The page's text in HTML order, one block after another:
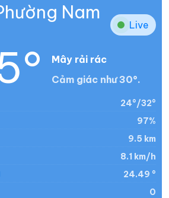
Nam
Live
Mây rải rác
Cảm giác như 30°.
24°/32°
97%
9.5 km
8.1 km/h
24.49 °
0